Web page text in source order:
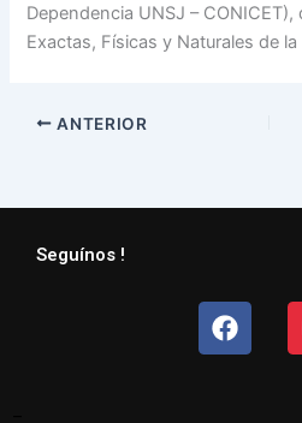
Dependencia UNSJ –
Exactas, Físicas y Naturales de la
ANTERIOR
Seguínos !